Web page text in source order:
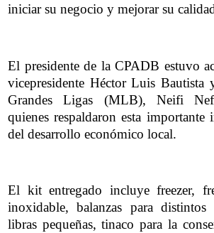
iniciar su negocio y mejorar su
El presidente de la CPADB estuvo
vicepresidente Héctor Luis Bautista
Grandes Ligas (MLB), Neifi
quienes respaldaron esta
del desarrollo económico local.
El kit entregado incluye freezer,
inoxidable, balanzas para distintos
libras pequeñas, tinaco para la